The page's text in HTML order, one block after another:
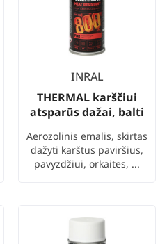
INRAL
THERMAL karščiui
atsparūs dažai, balti
Aerozolinis emalis, skirtas
dažyti karštus paviršius,
pavyzdžiui, orkaites, ...